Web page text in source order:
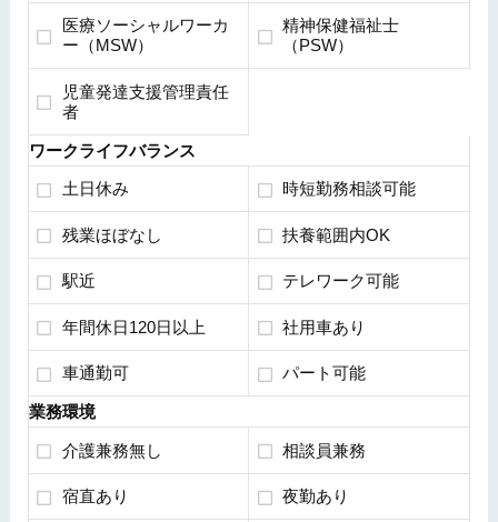
医療ソーシャルワーカ
ー（MSW）
精神保健福祉士
（PSW）
児童発達支援管理責任
者
ワークライフバランス
土日休み 時短勤務相談可能
残業ほぼなし 扶養範囲内OK
駅近 テレワーク可能
年間休日120日以上 社用車あり
車通勤可 パート可能
業務環境
介護兼務無し 相談員兼務
宿直あり 夜勤あり